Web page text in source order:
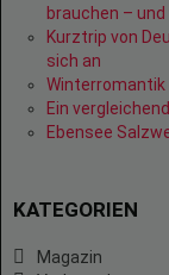
brauchen –
Kurztrip von
sich an
Winterromantik
Ein
Ebensee
KATEGORIEN
Magazin